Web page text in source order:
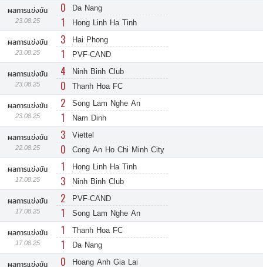
ผลการแข่งขัน
23.08.25
0 Da Nang
1 Hong Linh Ha Tinh
ผลการแข่งขัน
23.08.25
3 Hai Phong
1 PVF-CAND
ผลการแข่งขัน
23.08.25
4 Ninh Binh Club
0 Thanh Hoa FC
ผลการแข่งขัน
23.08.25
2 Song Lam Nghe An
1 Nam Dinh
ผลการแข่งขัน
22.08.25
3 Viettel
0 Cong An Ho Chi Minh City
ผลการแข่งขัน
17.08.25
1 Hong Linh Ha Tinh
3 Ninh Binh Club
ผลการแข่งขัน
17.08.25
2 PVF-CAND
1 Song Lam Nghe An
ผลการแข่งขัน
17.08.25
1 Thanh Hoa FC
1 Da Nang
ผลการแข่งขัน 0 Hoang Anh Gia Lai